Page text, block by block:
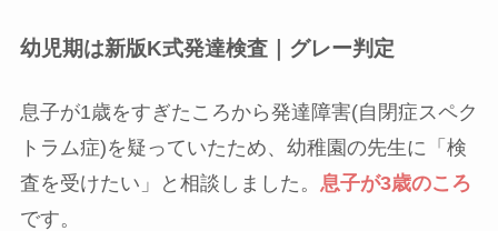
幼児期は新版K式発達検査｜グレー判定
息子が1歳をすぎたころから発達障害(自閉症スペク
トラム症)を疑っていたため、幼稚園の先生に「検
査を受けたい」と相談しました。 息子が3歳のころ
です。